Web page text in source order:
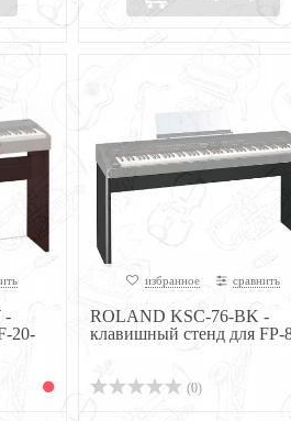
-
20-
избранное сравнить
ROLAND KSC-76-BK -
клавишный стенд для FP-
(0)